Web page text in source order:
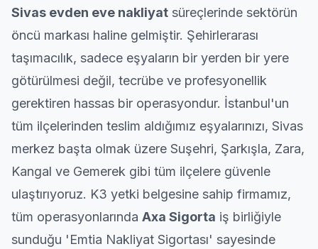
kesinlikle hayat kurtaran
Sivas evden eve nakliyat süreçlerinde sektörün
öncü markası haline gelmiştir. Şehirlerarası
taşımacılık, sadece eşyaların bir yerden bir yere
götürülmesi değil, tecrübe ve profesyonellik
gerektiren hassas bir operasyondur. İstanbul'un
tüm ilçelerinden teslim aldığımız eşyalarınızı, Sivas
merkez başta olmak üzere Suşehri, Şarkışla, Zara,
Kangal ve Gemerek gibi tüm ilçelere güvenle
ulaştırıyoruz. K3 yetki belgesine sahip firmamız,
tüm operasyonlarında Axa Sigorta iş birliğiyle
sunduğu 'Emtia Nakliyat Sigortası' sayesinde